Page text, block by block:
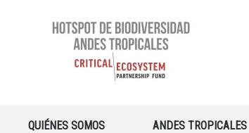
QUIÉNES SOMOS ANDES TROPICALES